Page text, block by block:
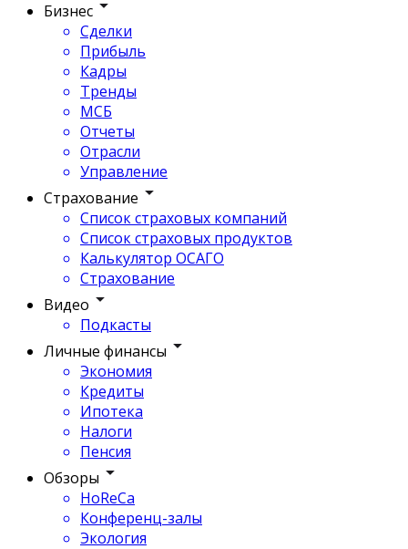
Бизнес
Сделки
Прибыль
Кадры
Тренды
МСБ
Отчеты
Отрасли
Управление
Страхование
Список страховых компаний
Список страховых продуктов
Калькулятор ОСАГО
Страхование
Видео
Подкасты
Личные финансы
Экономия
Кредиты
Ипотека
Налоги
Пенсия
Обзоры
HoReCa
Конференц-залы
Экология